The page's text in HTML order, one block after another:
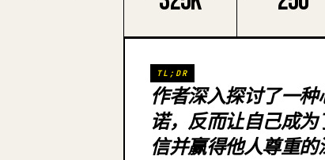
TL;DR
作者深入探讨了一
诺，反而让自己成
信并赢得他人尊重的